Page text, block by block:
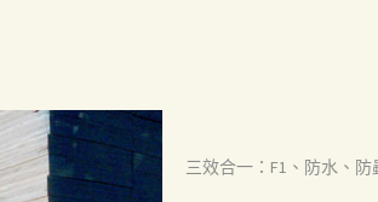
三效合一：F1、防水、防